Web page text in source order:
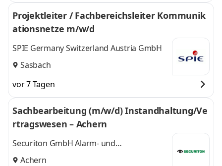
Projektleiter / Fachbereichsleiter Kommunik
ationsnetze m/w/d
SPIE Germany Switzerland Austria GmbH
Sasbach
vor 7 Tagen
Sachbearbeitung (m/w/d) Instandhaltung/Ve
rtragswesen – Achern
Securiton GmbH Alarm- und
Sicherheitssysteme
Achern